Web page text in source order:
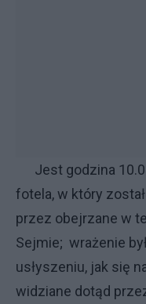
Jest godzina
fotela, w który
przez obejrzane w
Sejmie; wrażenie
usłyszeniu, jak się
widziane dotąd